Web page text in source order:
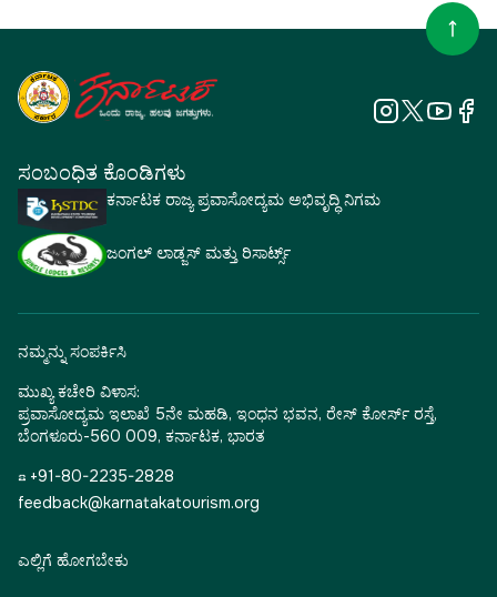
ಸಂಬಂಧಿತ ಕೊಂಡಿಗಳು
ಕರ್ನಾಟಕ ರಾಜ್ಯ ಪ್ರವಾಸೋದ್ಯಮ ಅಭಿವೃದ್ಧಿ ನಿಗಮ
ಜಂಗಲ್ ಲಾಡ್ಜಸ್ ಮತ್ತು ರಿಸಾರ್ಟ್ಸ್
ನಮ್ಮನ್ನು ಸಂಪರ್ಕಿಸಿ
ಮುಖ್ಯ ಕಚೇರಿ ವಿಳಾಸ:
ಪ್ರವಾಸೋದ್ಯಮ ಇಲಾಖೆ 5ನೇ ಮಹಡಿ, ಇಂಧನ ಭವನ, ರೇಸ್ ಕೋರ್ಸ್ ರಸ್ತೆ,
ಬೆಂಗಳೂರು-560 009, ಕರ್ನಾಟಕ, ಭಾರತ
☎ +91-80-2235-2828
feedback@karnatakatourism.org
ಎಲ್ಲಿಗೆ ಹೋಗಬೇಕು